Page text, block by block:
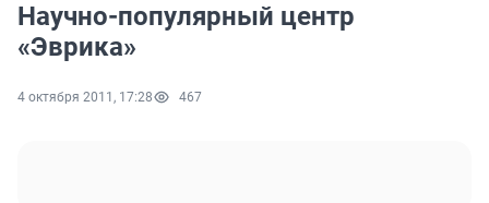
Научно-популярный центр
«Эврика»
4 октября 2011, 17:28 467